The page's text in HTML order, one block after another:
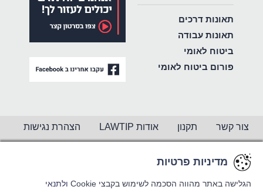
תאונות דרכים
תאונות עבודה
ביטוח לאומי
פורום ביטוח לאומי
צור קשר תקנון אודות LAWTIP הצהרת נגישות
מדיניות פרטיות
הגלישה באתר מהווה הסכמה לשימוש בקבצי Cookie
ולתנאי
מדיניות פרטיות
הגלישה באתר מהווה הסכמה לשימוש בקבצי Cookie
ולתנאי